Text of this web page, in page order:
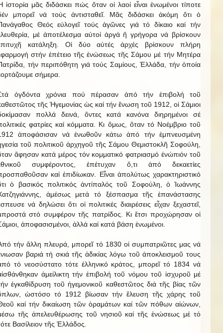
ἱστορία μᾶς διδάσκει πώς ὅταν οἱ λαοί εἶναι ἑνωμένοι τίποτε
μπορεῖ νά τούς ἀντισταθεῖ. Μᾶς διδάσκει ἀκόμη ὅτι ὁ
Θεός εὐλογεῖ τούς ἀγῶνες γιά τό δίκαιο καί τήν
μέ ἀποτέλεσμα αὐτοί ἀργά ἤ γρήγορα νά βρίσκουν
κατάληξη. Οἱ δύο αὐτές ἀρχές βρίσκουν πλήρη
στήν ἐπέτειο τῆς ἑνώσεως τῆς Σάμου μέ τήν Μητέρα
τήν περιπόθητη γιά τούς Σαμίους, Ἑλλάδα, τήν ὁποία
σήμερα.
ὀγδόντα χρόνια πού πέρασαν ἀπό τήν ἐπιβολή τοῦ
τῆς Ἡγεμονίας ὡς καί τήν ἕνωση τοῦ 1912, οἱ Σάμιοι
πολλά δεινά, ὄντες κατά κανόνα διηρημένοι σέ
φατρίες καί κόμματα. Κι ὅμως, ὅταν τό Νοέμβριο τοῦ
ἀποφάσισαν νά ἑνωθοῦν κάτω ἀπό τήν ἐμπνευσμένη
τοῦ πολιτικοῦ ἀρχηγοῦ τῆς Σάμου Θεμιστοκλῆ Σοφούλη,
ἄφησαν κατά μέρος τόν κομματικό φατριασμό ἐνώπιόν τοῦ
συμφέροντος, ἐπέτυχαν ὅ,τι ἀπό δεκαετίες
καί ἐπιδίωκαν. Εἶναι ἀπολύτως χαρακτηριστικό
ὁ βασικός πολιτικός ἀντίπαλός τοῦ Σοφούλη, ὁ Ἰωάννης
ἀμέσως μετά τό ξέσπασμα τῆς ἐπανάστασης
νά δηλώσει ὅτι οἱ πολιτικές διαιρέσεις εἶχαν ξεχαστεῖ,
στό συμφέρον τῆς πατρίδος. Κι ἔτσι προχώρησαν οἱ
ἀποφασισμένοι, ἀλλά καί κατά βάση ἑνωμένοι.
τήν ἄλλη πλευρά, μπορεῖ τό 1830 οἱ συμπατριῶτες μας νά
βαριά τή σκιά τῆς ἀδικίας λόγω τοῦ ἀποκλεισμοῦ τους
τό νεοσύστατο τότε ἑλληνικό κράτος, μπορεῖ τό 1834 νά
ἀμείλικτη τήν ἐπιβολή τοῦ νόμου τοῦ ἰσχυροῦ μέ
ἐγκαθίδρυση τοῦ ἡγεμονικοῦ καθεστῶτος διά τῆς βίας τῶν
ὡστόσο τό 1912 βίωσαν τήν ἔλευση τῆς χάρης τοῦ
καί τήν δικαίωση τῶν ὁραμάτων καί τῶν πόθων αἰώνων,
τῆς ἀπελευθέρωσης τοῦ νησιοῦ καί τῆς ἑνώσεως μέ τό
Βασίλειον τῆς Ἑλλάδος.